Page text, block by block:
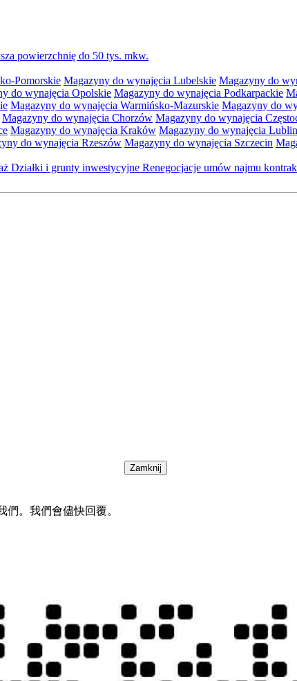
powierzchnię do 50 tys. mkw.
Pomorskie Magazyny do wynajęcia Lubelskie Magazyny do
do wynajęcia Opolskie Magazyny do wynajęcia Podkarpackie
Magazyny do wynajęcia Warmińsko-Mazurskie Magazyny do
Magazyny do wynajęcia Chorzów Magazyny do wynajęcia
Magazyny do wynajęcia Kraków Magazyny do wynajęcia Lublin
do wynajęcia Rzeszów Magazyny do wynajęcia Szczecin
Działki i grunty inwestycyjne Renegocjacje umów najmu
Zamknij
。我們會儘快回覆。